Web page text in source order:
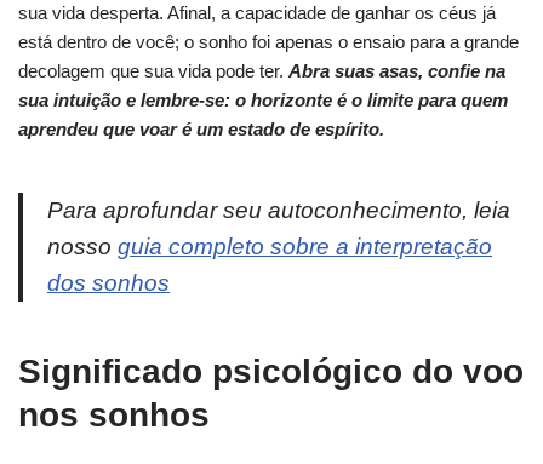
sua vida desperta. Afinal, a capacidade de ganhar os céus já
está dentro de você; o sonho foi apenas o ensaio para a grande
decolagem que sua vida pode ter. Abra suas asas, confie na
sua intuição e lembre-se: o horizonte é o limite para quem
aprendeu que voar é um estado de espírito.
Para aprofundar seu autoconhecimento, leia
nosso guia completo sobre a interpretação
dos sonhos
Significado psicológico do voo
nos sonhos